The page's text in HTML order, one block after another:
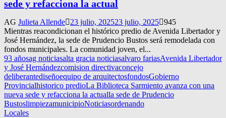
sede y refacciona la actual
AG Julieta Allende 23 julio, 202523 julio, 2025 945
Mientras reacondicionan el histórico predio de Avenida Libertador y
José Hernández, la sede de Prudencio Bustos será remodelada con
fondos municipales. La comunidad joven, el...
93 añosag noticiasalta gracia noticiasalvaro fariasAvenida Libertador
y José Hernándezcomision directivaconcejo
deliberantediseñoequipo de arquitectosfondosGobierno
Provincialhistorico predioLa Biblioteca Sarmiento avanza con una
nueva sede y refacciona la actualla sede de Prudencio
BustoslimpiezamunicipioNoticiasordenando
Locales